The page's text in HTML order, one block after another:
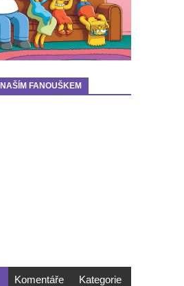
FANOUŠKEM
Komentáře Kategorie